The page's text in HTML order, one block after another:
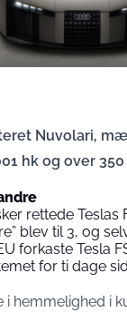
Nuvolari,
hk og over
rettede Teslas
blev til 3, og
forkaste Tesla
for ti dage
i hemmelighed i